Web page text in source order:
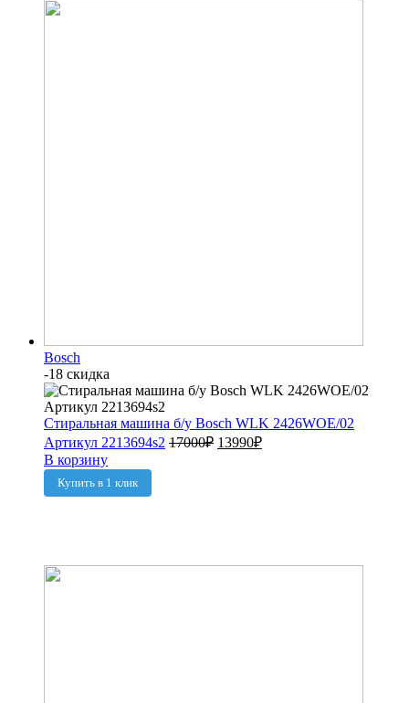
Bosch
-18 скидка
Стиральная машина б/у Bosch WLK 2426WOE/02
Артикул 2213694s2 17000₽ 13990₽
В корзину
Купить в 1 клик